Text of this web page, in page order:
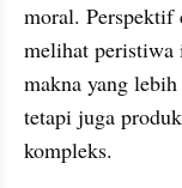
moral. Perspektif
melihat peristiwa
makna yang
tetapi juga
kompleks.